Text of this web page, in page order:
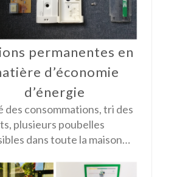
permanentes en
d’économie
d’énergie
des consommations, tri des
plusieurs poubelles
dans toute la maison…